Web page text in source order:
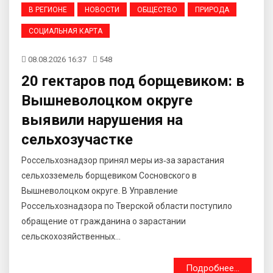
В РЕГИОНЕ НОВОСТИ ОБЩЕСТВО ПРИРОДА
СОЦИАЛЬНАЯ КАРТА
08.08.2026 16:37 548
20 гектаров под борщевиком: в
Вышневолоцком округе
выявили нарушения на
сельхозучастке
Россельхознадзор принял меры из‑за зарастания
сельхозземель борщевиком Сосновского в
Вышневолоцком округе. В Управление
Россельхознадзора по Тверской области поступило
обращение от гражданина о зарастании
сельскохозяйственных...
Подробнее...